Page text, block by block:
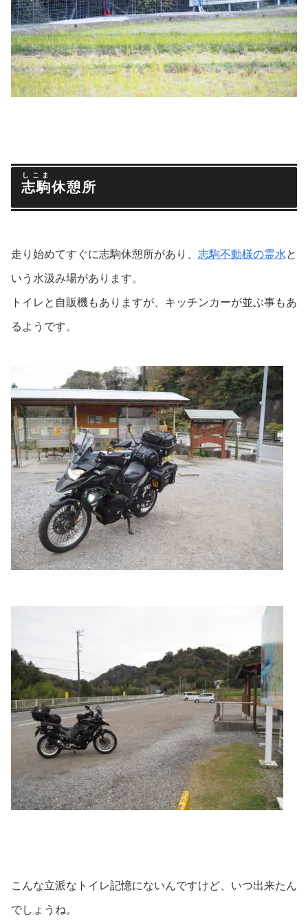
志駒
しこま
休憩所
走り始めてすぐに志駒休憩所があり、 志駒不動様の霊水と
いう水汲み場があります。
トイレと自販機もありますが、キッチンカーが並ぶ事もあ
るようです。
こんな立派なトイレ記憶にないんですけど、いつ出来たん
でしょうね。